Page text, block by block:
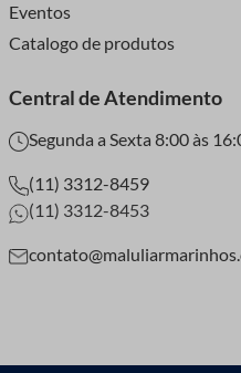
Eventos
Catalogo de produtos
Central de Atendimento
Segunda a Sexta 8:00 às
(11) 3312-8459
(11) 3312-8453